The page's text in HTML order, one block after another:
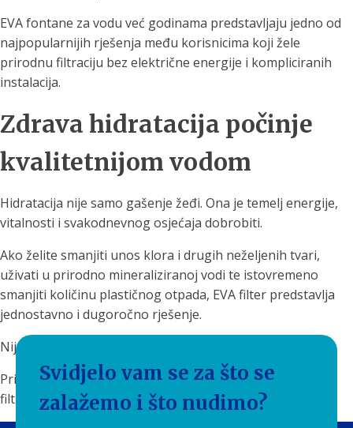
EVA fontane za vodu već godinama predstavljaju jedno od
najpopularnijih rješenja među korisnicima koji žele
prirodnu filtraciju bez električne energije i kompliciranih
instalacija.
Zdrava hidratacija počinje
kvalitetnijom vodom
Hidratacija nije samo gašenje žeđi. Ona je temelj energije,
vitalnosti i svakodnevnog osjećaja dobrobiti.
Ako želite smanjiti unos klora i drugih neželjenih tvari,
uživati u prirodno mineraliziranoj vodi te istovremeno
smanjiti količinu plastičnog otpada, EVA filter predstavlja
jednostavno i dugoročno rješenje.
Nije svaka voda ista.
Priuštite sebi i svojoj obitelji čistu, ukusnu i prirodno
filtriranu vodu svaki dan uz EVA filtere by Aquilia.
Svidjelo vam se za što se
zalažemo i što nudimo?